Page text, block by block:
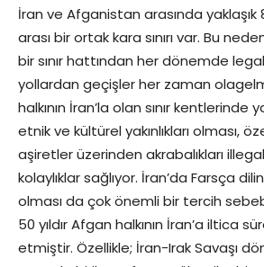
İran ve Afganistan arasında
arası bir ortak kara sınırı var. Bu
bir sınır hattından her dönemde
yollardan geçişler her zaman
halkının İran’la olan sınır kentlerinde
etnik ve kültürel yakınlıkları olması,
aşiretler üzerinden akrabalıkları
kolaylıklar sağlıyor. İran’da Farsça
olması da çok önemli bir tercih
50 yıldır Afgan halkının İran’a iltica
etmiştir. Özellikle; İran-Irak Savaşı